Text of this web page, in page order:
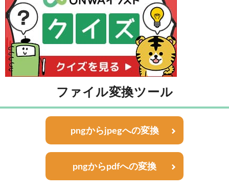
ファイル変換ツール
pngからjpegへの変換
pngからpdfへの変換